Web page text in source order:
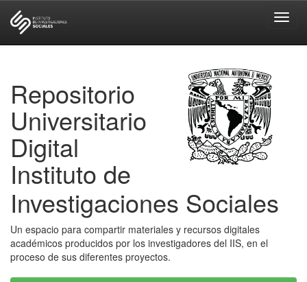
Repositorio
Universitario
Digital
Instituto de
Investigaciones Sociales
Un espacio para compartir materiales y recursos digitales
académicos producidos por los investigadores del IIS, en el
proceso de sus diferentes proyectos.